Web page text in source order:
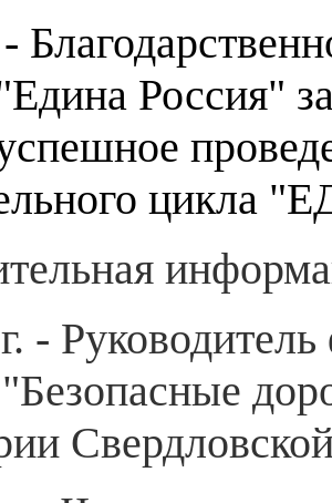
Россия"
цикла
-
"Безопасные